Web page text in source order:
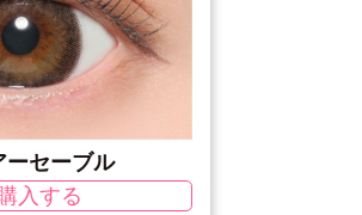
ーセーブル
入する